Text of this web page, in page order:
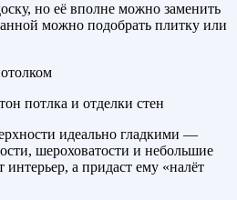
но её вполне можно заменить
можно подобрать плитку или
потлка и отделки стен
идеально гладкими —
шероховатости и небольшие
а придаст ему «налёт